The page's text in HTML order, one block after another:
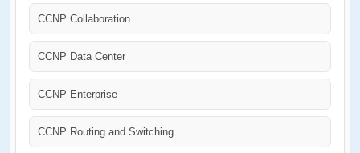
CCNP Collaboration
CCNP Data Center
CCNP Enterprise
CCNP Routing and Switching